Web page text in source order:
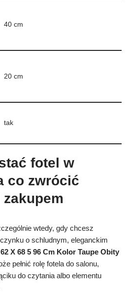
40 cm
20 cm
tak
fotel w
co zwrócić
wtedy, gdy chcesz
o schludnym, eleganckim
X 68 5 96 Cm Kolor Taupe Obity
pełnić rolę fotela do salonu,
do czytania albo elementu